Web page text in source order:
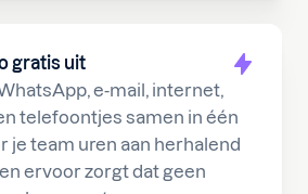
gratis uit
e-mail, internet,
telefoontjes samen in één
je team uren aan herhalend
ervoor zorgt dat geen